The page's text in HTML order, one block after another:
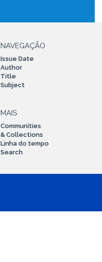
NAVEGAÇÃO
Issue Date
Author
Title
Subject
MAIS
Communities
& Collections
Linha do tempo
Search